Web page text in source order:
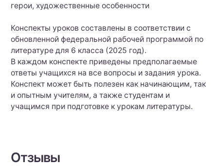
герои, художественные особенности
Конспекты уроков составлены в соответствии с
обновленной федеральной рабочей программой по
литературе для 6 класса (2025 год).
В каждом конспекте приведены предполагаемые
ответы учащихся на все вопросы и задания урока.
Конспект может быть полезен как начинающим, так
и опытным учителям, а также студентам и
учащимся при подготовке к урокам литературы.
Отзывы